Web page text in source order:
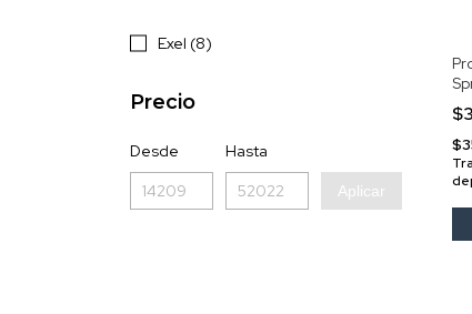
Exel (8)
Precio
Desde Hasta
Aplicar